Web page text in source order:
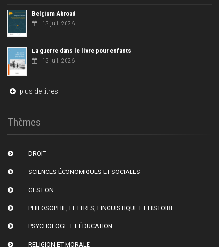
Belgium Abroad
15 juil. 2026
La guerre dans le livre pour enfants
15 juil. 2026
plus de titres
Thèmes
DROIT
SCIENCES ÉCONOMIQUES ET SOCIALES
GESTION
PHILOSOPHIE, LETTRES, LINGUISTIQUE ET HISTOIRE
PSYCHOLOGIE ET ÉDUCATION
RELIGION ET MORALE